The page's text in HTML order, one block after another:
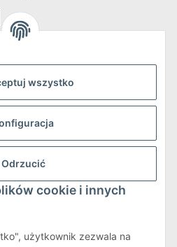
wszystko
Odrzucić
cookie i innych
użytkownik zezwala na
i zwrotach